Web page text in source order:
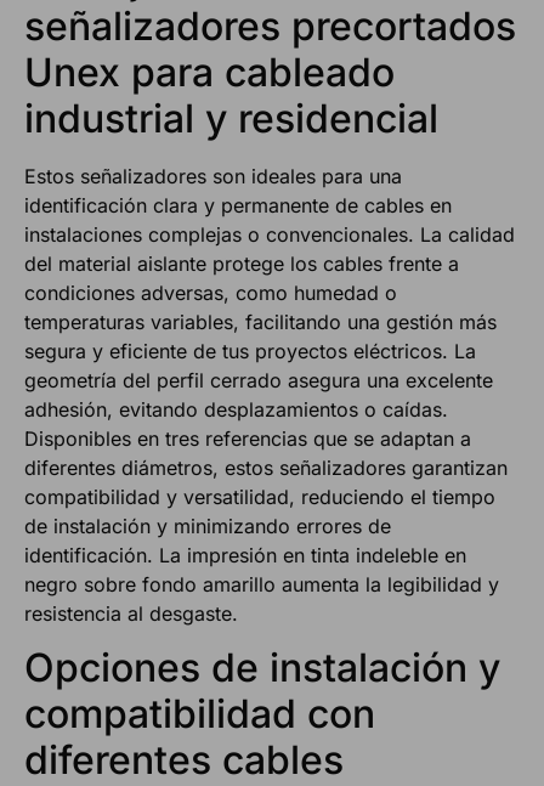
señalizadores precortados
Unex para cableado
industrial y residencial
Estos señalizadores son ideales para una
identificación clara y permanente de cables en
instalaciones complejas o convencionales. La calidad
del material aislante protege los cables frente a
condiciones adversas, como humedad o
temperaturas variables, facilitando una gestión más
segura y eficiente de tus proyectos eléctricos. La
geometría del perfil cerrado asegura una excelente
adhesión, evitando desplazamientos o caídas.
Disponibles en tres referencias que se adaptan a
diferentes diámetros, estos señalizadores garantizan
compatibilidad y versatilidad, reduciendo el tiempo
de instalación y minimizando errores de
identificación. La impresión en tinta indeleble en
negro sobre fondo amarillo aumenta la legibilidad y
resistencia al desgaste.
Opciones de instalación y
compatibilidad con
diferentes cables